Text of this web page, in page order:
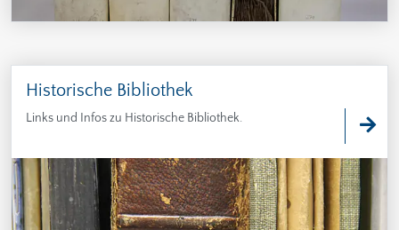
Historische Bibliothek
Links und Infos zu Historische Bibliothek.